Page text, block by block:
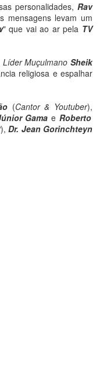
personalidades,Rav
mensagens levam um
" que vai ao ar pela TV
Líder MuçulmanoSheik
religiosa e espalhar
(Cantor & Youtuber),
Gama eRoberto
),Dr. Jean Gorinchteyn